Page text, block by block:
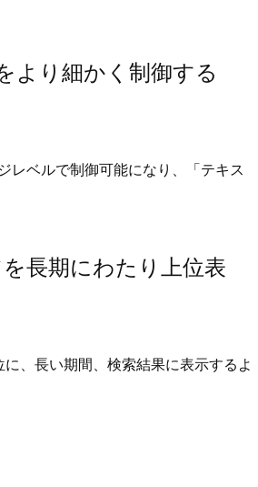
より細かく制御する
ベルで制御可能になり、「テキス
長期にわたり上位表
、長い期間、検索結果に表示するよ